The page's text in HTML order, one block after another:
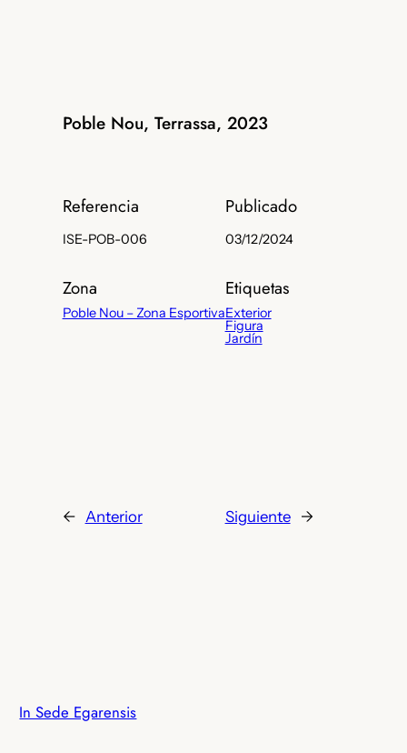
Poble Nou, Terrassa, 2023
Referencia
ISE-POB-006
Zona
Poble Nou – Zona Esportiva
Publicado
03/12/2024
Etiquetas
Exterior
Figura
Jardín
← Anterior Siguiente →
In Sede Egarensis